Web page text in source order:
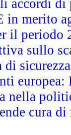
accordi
in merito
il periodo
sullo
nella
cura